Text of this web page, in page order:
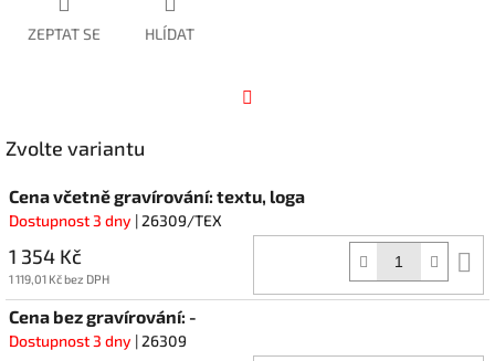
ZEPTAT SE HLÍDAT
Zvolte variantu
Cena včetně gravírování: textu, loga
Dostupnost 3 dny | 26309/TEX
1 354 Kč
1 119,01 Kč bez DPH
Cena bez gravírování: -
Dostupnost 3 dny | 26309